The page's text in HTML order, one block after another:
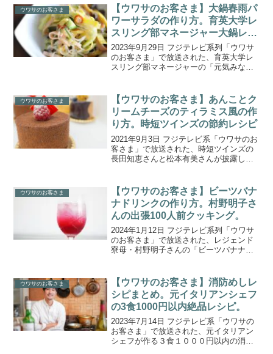
カドーの食材で、節約を兼ねた超時短料
理の数々を披露してく...
ウワサのお客さま
【ウワサのお客さま】大鍋春雨パ
ワーサラダの作り方。育英大学レ
スリング部マネージャー大鍋レシ
ピ。
2023年9月29日 フジテレビ系列「ウワサ
のお客さま」で放送された、育英大学レ
スリング部マネージャーの「元気みなぎ
ネージャーの“大鍋ガールズ”が登場！今回
は他大学との...
ウワサのお客さま
【ウワサのお客さま】あんことク
リームチーズのティラミス風の作
り方。時短ツインズの節約レシピ
2021年9月3日 フジテレビ系「ウワサのお
客さま」で放送された、時短ツインズの
長田知恵さんと松本有美さんが披露し
とクリームチーズのティラミス風」の作
り方をご紹介します...
ウワサのお客さま
【ウワサのお客さま】ビーツバナ
ナドリンクの作り方。村野明子さ
んの出張100人前クッキング。
2024年1月12日 フジテレビ系列「ウワサ
のお客さま」で放送された、レジェンド
寮母・村野明子さんの「ビーツバナナド
ッキング企画！今回は、“箱根駅伝”に出場
した駿河台大...
ウワサのお客さま
【ウワサのお客さま】消防めしレ
シピまとめ。元イタリアンシェフ
の3食1000円以内絶品レシピ。
2023年7月14日 フジテレビ系「ウワサの
お客さま」で放送された、元イタリアン
シェフが作る３食１０００円以内の消防